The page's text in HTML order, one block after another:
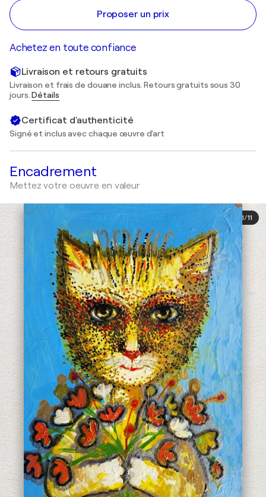
Proposer un prix
Achetez en toute confiance
Livraison et retours gratuits
Livraison et frais de douane inclus. Retours gratuits sous 30
jours.Détails
Certificat d'authenticité
Signé et inclus avec chaque œuvre d'art
Encadrement
Mettez votre oeuvre en valeur
1/11